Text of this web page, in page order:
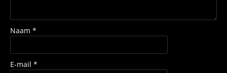
Naam *
E-mail *